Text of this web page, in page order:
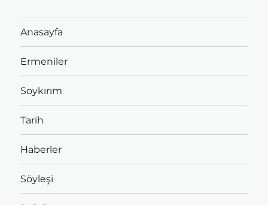
Anasayfa
Ermeniler
Soykırım
Tarih
Haberler
Söyleşi